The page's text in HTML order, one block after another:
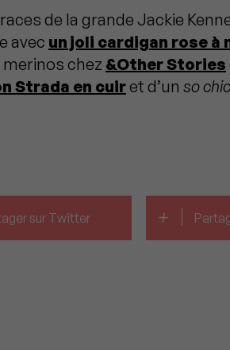
de la grande Jackie
avec un joli cardigan rose à
chez &Other Stories
Strada en cuiret d’un so chic
sur Twitter +